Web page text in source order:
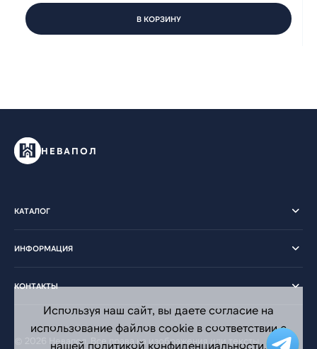
В КОРЗИНУ
НЕВАПОЛ
КАТАЛОГ
ИНФОРМАЦИЯ
КОНТАКТЫ
© 2026 Невапол. Все права на изображения или тексты
Используя наш сайт, вы даете согласие на
использование файлов cookie в соответствии с
нашей политикой конфиденциальности.